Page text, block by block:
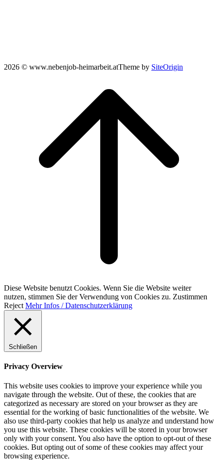
2026 © www.nebenjob-heimarbeit.atTheme by SiteOrigin
Diese Website benutzt Cookies. Wenn Sie die Website weiter
nutzen, stimmen Sie der Verwendung von Cookies zu. Zustimmen
Reject Mehr Infos / Datenschutzerklärung
Schließen
Privacy Overview
This website uses cookies to improve your experience while you
navigate through the website. Out of these, the cookies that are
categorized as necessary are stored on your browser as they are
essential for the working of basic functionalities of the website. We
also use third-party cookies that help us analyze and understand how
you use this website. These cookies will be stored in your browser
only with your consent. You also have the option to opt-out of these
cookies. But opting out of some of these cookies may affect your
browsing experience.